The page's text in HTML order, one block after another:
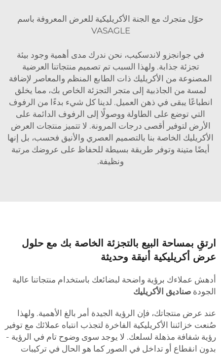
حوّل متجرك مع الجنة الأكريليكية للعرض المعروفة باسم
VASAGLE
في جوانجزو لاندسكيب، نحن ندرك مدى أهمية وجود بيئة
تجزئة جذابة. ولهذا السبب تم تصميم منتجاتنا العرضية
المصنوعة من الأكريليك ذات الطابع المنظم والمعاصر لإضافة
لمسة من الجاذبية إلى متجر التجزئة الخاص بك، مما يخلق
انطباعًا يبقى في ذهن العميل. لدينا كل شيء بدءًا من الرفوف
التي توضع على الطاولة ووصولًا إلى الرفوف الدائمة على
الأرض لتوفير أقصى درجات المرونة. لا تتميز منتجات العرض
الأكريليك الخاصة بنا بالتصميم العصري والأنيق فحسب، بل إنها
أيضًا متينة وتوفر طريقة بسيطة للحفاظ على عروضك مرتبة
ونظيفة.
بمساحة البيع بالتجزئة الخاصة بك مع حلول
أكريليكية أنيقة وحديثة
عملاءك برؤية واضحة لبضائعك باستخدام منتجاتنا عالية
صناديق الأكريليك
عرض منتجاتك، فإن الرؤية الجيدة أمر بالغ الأهمية. ولهذا
خزائننا الأكريليكية الفاخرة لتجذب انتباه عملائك مع توفير
شفافة مذهلة لسلعك. لا يوجد سوى وضوح تام في الرؤية -
انقطاع أو تداخل في الصور كما هو الحال في تركيبات